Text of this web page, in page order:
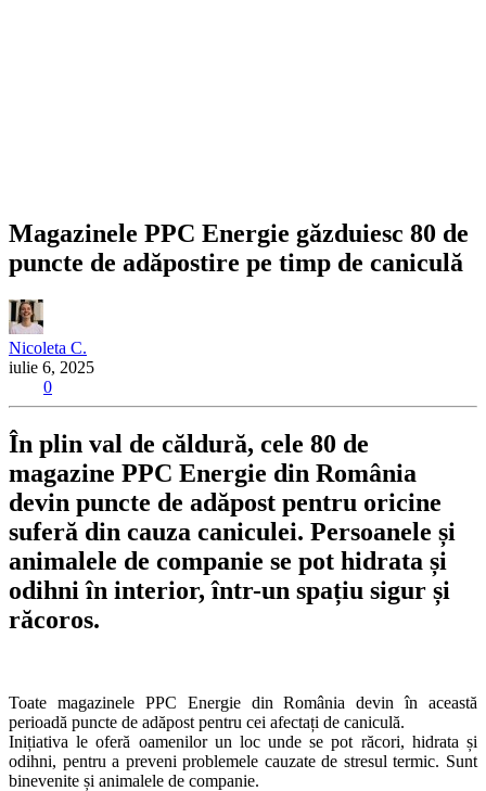
Magazinele PPC Energie găzduiesc 80 de
puncte de adăpostire pe timp de caniculă
Nicoleta C.
iulie 6, 2025
0
În plin val de căldură, cele 80 de
magazine PPC Energie din România
devin puncte de adăpost pentru oricine
suferă din cauza caniculei. Persoanele și
animalele de companie se pot hidrata și
odihni în interior, într-un spațiu sigur și
răcoros.
Toate magazinele PPC Energie din România devin în această
perioadă puncte de adăpost pentru cei afectați de caniculă.
Inițiativa le oferă oamenilor un loc unde se pot răcori, hidrata și
odihni, pentru a preveni problemele cauzate de stresul termic. Sunt
binevenite și animalele de companie.